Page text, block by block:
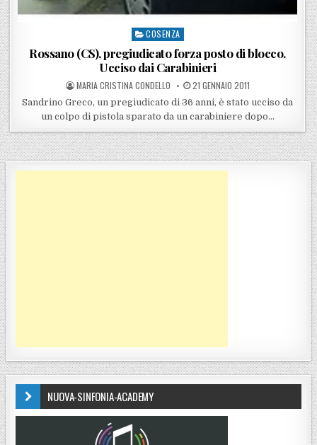
Posted in
COSENZA
Rossano (CS), pregiudicato forza posto di blocco.
Ucciso dai Carabinieri
POSTED BY
MARIA CRISTINA CONDELLO POSTED ON
21 GENNAIO 2011
Sandrino Greco, un pregiudicato di 36 anni, è stato ucciso da
un colpo di pistola sparato da un carabiniere dopo…
NUOVA-SINFONIA-ACADEMY